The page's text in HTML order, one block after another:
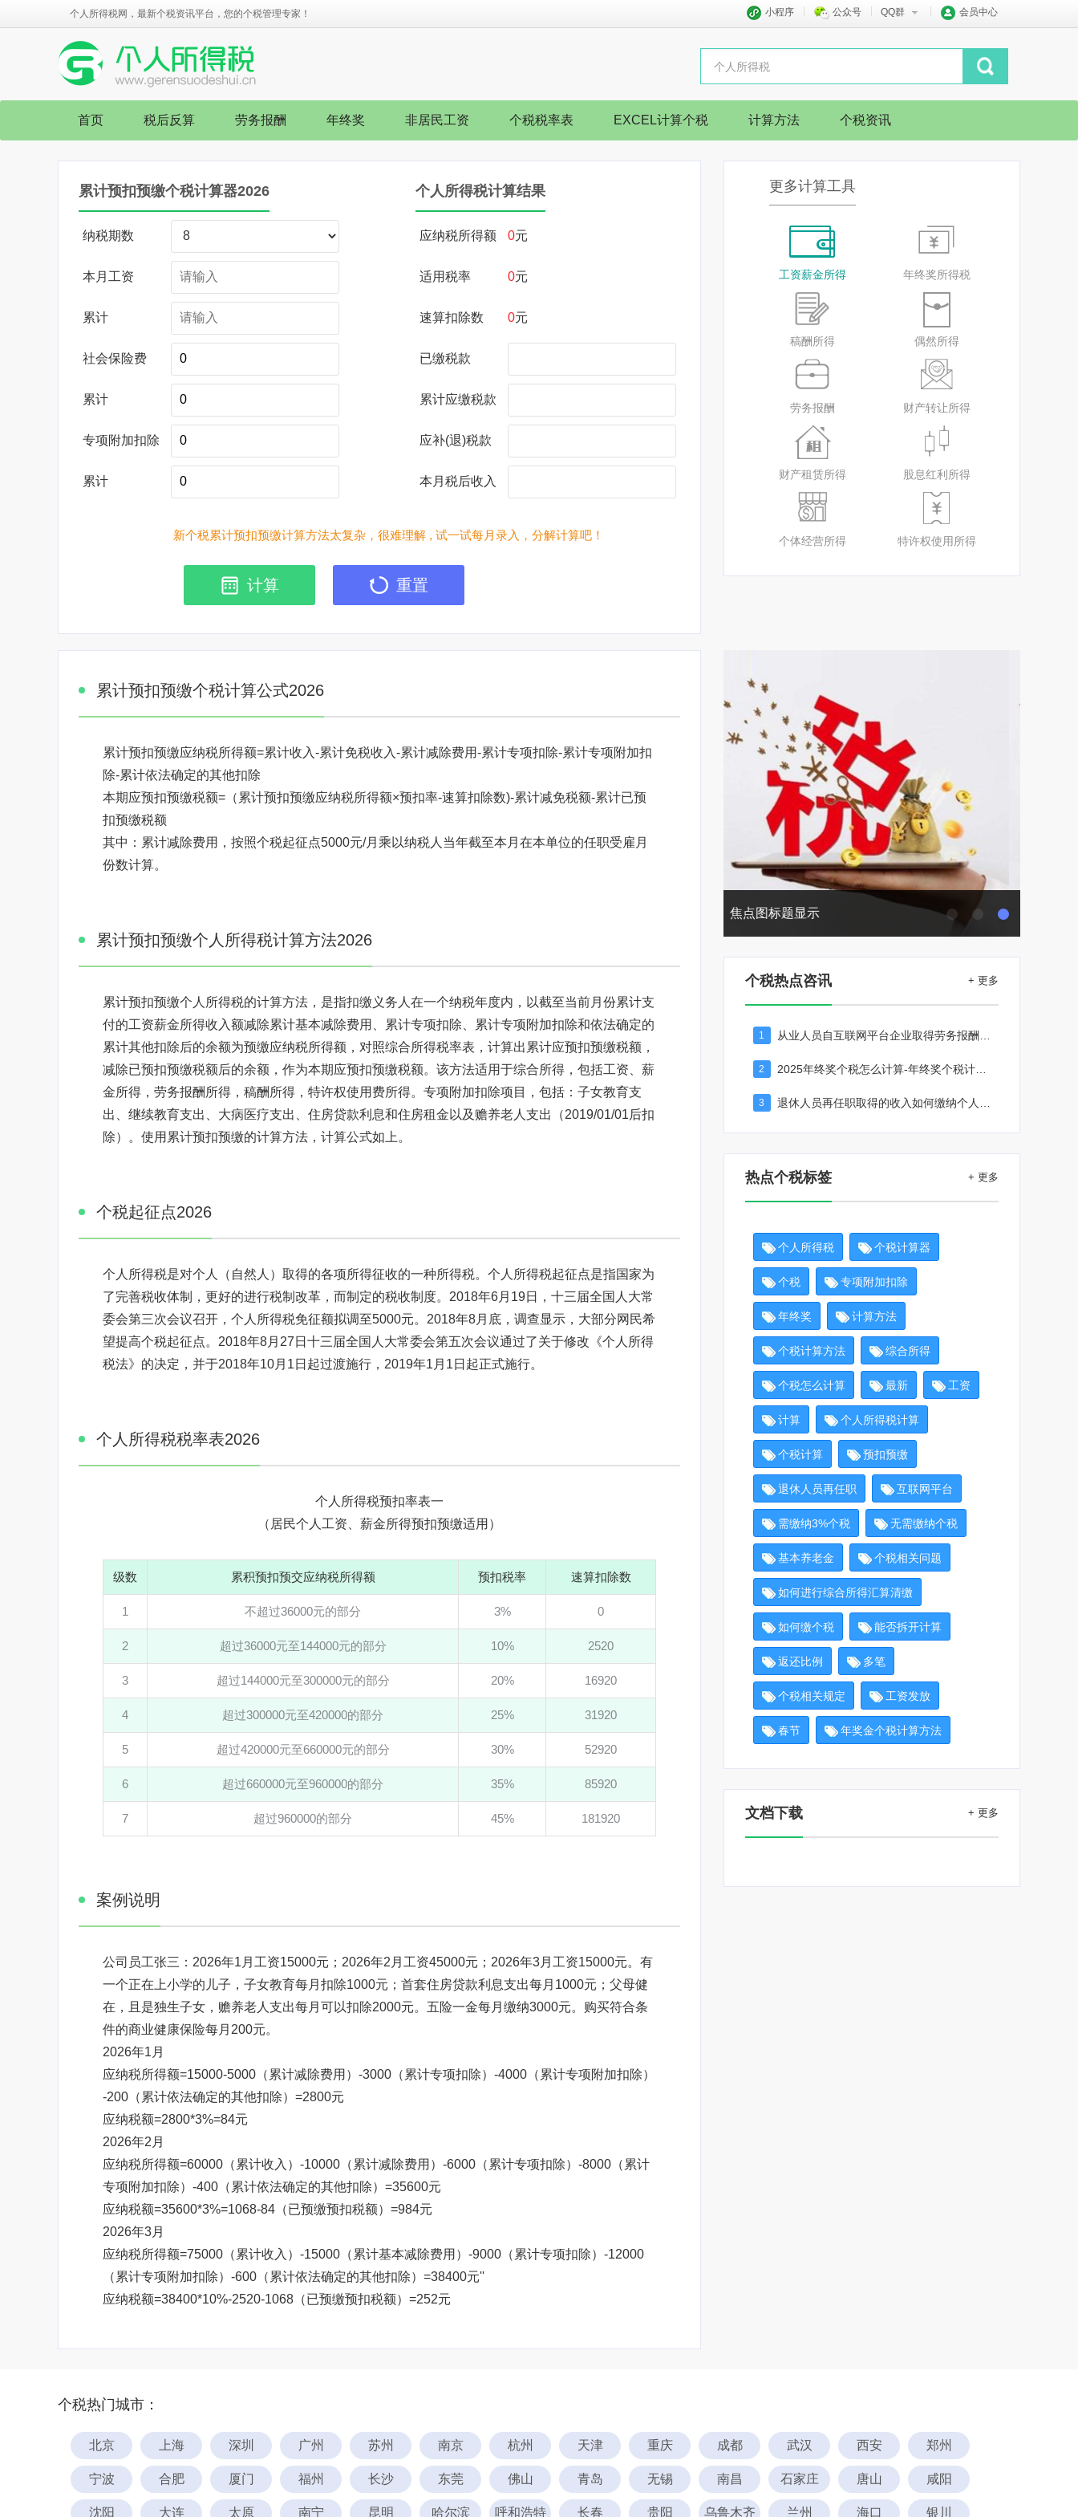
个人所得税网，最新个税资讯平台，您的个税管理专家！ 小程序 公众号 QQ群 会员中心
首页 税后反算 劳务报酬 年终奖 非居民工资 个税税率表 EXCEL计算个税 计算方法 个税资讯
累计预扣预缴个税计算器2026
纳税期数
本月工资
累计
社会保险费
累计
专项附加扣除
累计
个人所得税计算结果
应纳税所得额 0元
适用税率 0元
速算扣除数 0元
已缴税款
累计应缴税款
应补(退)税款
本月税后收入
新个税累计预扣预缴计算方法太复杂，很难理解 , 试一试每月录入，分解计算吧！
计算 重置
更多计算工具
工资薪金所得 年终奖所得税
稿酬所得 偶然所得
劳务报酬 财产转让所得
财产租赁所得 股息红利所得
个体经营所得 特许权使用所得
累计预扣预缴个税计算公式2026
累计预扣预缴应纳税所得额=累计收入-累计免税收入-累计减除费用-累计专项扣除-累计专项附加扣
除-累计依法确定的其他扣除
本期应预扣预缴税额=（累计预扣预缴应纳税所得额×预扣率-速算扣除数)-累计减免税额-累计已预
扣预缴税额
其中：累计减除费用，按照个税起征点5000元/月乘以纳税人当年截至本月在本单位的任职受雇月
份数计算。
累计预扣预缴个人所得税计算方法2026
累计预扣预缴个人所得税的计算方法，是指扣缴义务人在一个纳税年度内，以截至当前月份累计支
付的工资薪金所得收入额减除累计基本减除费用、累计专项扣除、累计专项附加扣除和依法确定的
累计其他扣除后的余额为预缴应纳税所得额，对照综合所得税率表，计算出累计应预扣预缴税额，
减除已预扣预缴税额后的余额，作为本期应预扣预缴税额。该方法适用于综合所得，包括工资、薪
金所得，劳务报酬所得，稿酬所得，特许权使用费所得。专项附加扣除项目，包括：子女教育支
出、继续教育支出、大病医疗支出、住房贷款利息和住房租金以及赡养老人支出（2019/01/01后扣
除）。使用累计预扣预缴的计算方法，计算公式如上。
个税起征点2026
个人所得税是对个人（自然人）取得的各项所得征收的一种所得税。个人所得税起征点是指国家为
了完善税收体制，更好的进行税制改革，而制定的税收制度。2018年6月19日，十三届全国人大常
委会第三次会议召开，个人所得税免征额拟调至5000元。2018年8月底，调查显示，大部分网民希
望提高个税起征点。2018年8月27日十三届全国人大常委会第五次会议通过了关于修改《个人所得
税法》的决定，并于2018年10月1日起过渡施行，2019年1月1日起正式施行。
个人所得税税率表2026
个人所得税预扣率表一
（居民个人工资、薪金所得预扣预缴适用）
级数 累积预扣预交应纳税所得额 预扣税率 速算扣除数
1 不超过36000元的部分 3% 0
2 超过36000元至144000元的部分 10% 2520
3 超过144000元至300000元的部分 20% 16920
4 超过300000元至420000的部分 25% 31920
5 超过420000元至660000元的部分 30% 52920
6 超过660000元至960000的部分 35% 85920
7 超过960000的部分 45% 181920
案例说明
公司员工张三：2026年1月工资15000元；2026年2月工资45000元；2026年3月工资15000元。有
一个正在上小学的儿子，子女教育每月扣除1000元；首套住房贷款利息支出每月1000元；父母健
在，且是独生子女，赡养老人支出每月可以扣除2000元。五险一金每月缴纳3000元。购买符合条
件的商业健康保险每月200元。
2026年1月
应纳税所得额=15000-5000（累计减除费用）-3000（累计专项扣除）-4000（累计专项附加扣除）
-200（累计依法确定的其他扣除）=2800元
应纳税额=2800*3%=84元
2026年2月
应纳税所得额=60000（累计收入）-10000（累计减除费用）-6000（累计专项扣除）-8000（累计
专项附加扣除）-400（累计依法确定的其他扣除）=35600元
应纳税额=35600*3%=1068-84（已预缴预扣税额）=984元
2026年3月
应纳税所得额=75000（累计收入）-15000（累计基本减除费用）-9000（累计专项扣除）-12000
（累计专项附加扣除）-600（累计依法确定的其他扣除）=38400元''
应纳税额=38400*10%-2520-1068（已预缴预扣税额）=252元
焦点图标题显示
个税热点咨讯 + 更多
1
2 2025年终奖个税怎么计算-年终奖个税计算器
3
热点个税标签 + 更多
个人所得税 个税计算器
个税 专项附加扣除
年终奖 计算方法
个税计算方法 综合所得
个税怎么计算 最新 工资
计算 个人所得税计算
个税计算 预扣预缴
退休人员再任职 互联网平台
需缴纳3%个税 无需缴纳个税
基本养老金 个税相关问题
如何进行综合所得汇算清缴
如何缴个税 能否拆开计算
返还比例 多笔
个税相关规定 工资发放
春节 年奖金个税计算方法
文档下载 + 更多
个税热门城市：
北京 上海 深圳 广州 苏州 南京 杭州 天津 重庆 成都 武汉 西安 郑州
宁波 合肥 厦门 福州 长沙 东莞 佛山 青岛 无锡 南昌 石家庄 唐山 咸阳
沈阳 大连 太原 南宁 昆明 哈尔滨 呼和浩特 长春 贵阳 乌鲁木齐 兰州 海口 银川